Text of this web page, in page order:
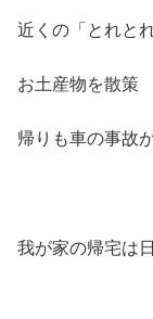
近くの「とれと
お土産物を散策
帰りも車の事故
我が家の帰宅は